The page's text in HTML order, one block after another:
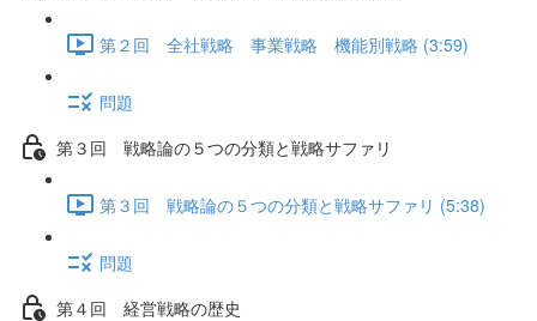
第２回 全社戦略 事業戦略 機能別戦略 (3:59)
問題
第３回 戦略論の５つの分類と戦略サファリ
第３回 戦略論の５つの分類と戦略サファリ (5:38)
問題
第４回 経営戦略の歴史